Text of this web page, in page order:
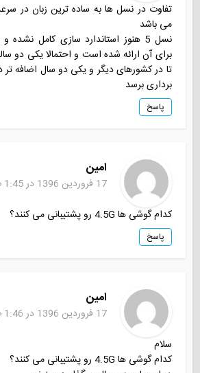
تفاوت در نسل ها به ساده ترین زبان در
می باشد
نسل 5 هنوز استاندارد سازی کامل نشده
برای آن ارائه شده است و احتمالا یکی دو
تا در کشورهای دیگر و یکی دو سال اضافه تر
برداری برسد
پاسخ
امین
17 فروردین 1396 در 1:45 ب.ظ
کدام گوشی ها 4.5G رو پشتیبانی می کنند؟
پاسخ
امین
17 فروردین 1396 در 1:46 ب.ظ
سلام
کدام گوشی ها 4.5G رو پشتیبانی می کنند؟